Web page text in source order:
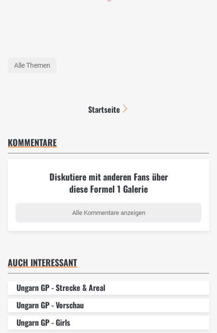
Alle Themen
Startseite
KOMMENTARE
Diskutiere mit anderen Fans über
diese Formel 1 Galerie
Alle Kommentare anzeigen
AUCH INTERESSANT
Ungarn GP - Strecke & Areal
Ungarn GP - Vorschau
Ungarn GP - Girls